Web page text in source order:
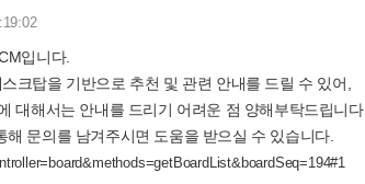
입니다.
크탑을 기반으로 추천 및 관련 안내를 드릴 수 있어,
대해서는 안내를 드리기 어려운 점 양해부탁드립니다.
문의를 남겨주시면 도움을 받으실 수 있습니다.